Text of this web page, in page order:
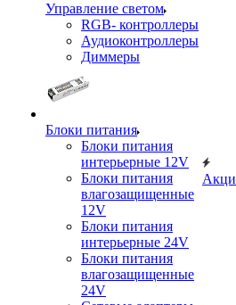
Управление светом
RGB- контроллеры
Аудиоконтроллеры
Диммеры
Блоки питания
Блоки питания
интерьерные 12V
Блоки питания
влагозащищенные
12V
Блоки питания
интерьерные 24V
Блоки питания
влагозащищенные
24V